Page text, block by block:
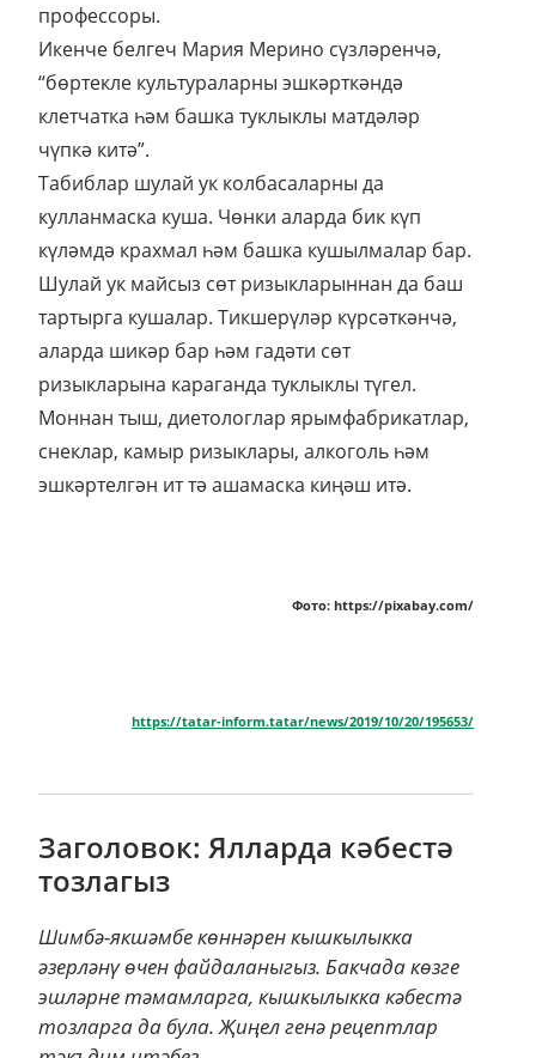
профессоры.
Икенче белгеч Мария Мерино сүзләренчә,
“бөртекле культураларны эшкәрткәндә
клетчатка һәм башка туклыклы матдәләр
чүпкә китә”.
Табиблар шулай ук колбасаларны да
кулланмаска куша. Чөнки аларда бик күп
күләмдә крахмал һәм башка кушылмалар бар.
Шулай ук майсыз сөт ризыкларыннан да баш
тартырга кушалар. Тикшерүләр күрсәткәнчә,
аларда шикәр бар һәм гадәти сөт
ризыкларына караганда туклыклы түгел.
Моннан тыш, диетологлар ярымфабрикатлар,
снеклар, камыр ризыклары, алкоголь һәм
эшкәртелгән ит тә ашамаска киңәш итә.
Фото: https://pixabay.com/
https://tatar-inform.tatar/news/2019/10/20/195653/
Заголовок: Ялларда кәбестә
тозлагыз
Шимбә-якшәмбе көннәрен кышкылыкка
әзерләнү өчен файдаланыгыз. Бакчада көзге
эшләрне тәмамларга, кышкылыкка кәбестә
тозларга да була. Җиңел генә рецептлар